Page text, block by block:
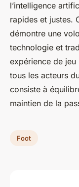
l’intelligence
rapides et justes.
démontre une
technologie et
expérience de
tous les acteurs
consiste à
maintien de la
Foot